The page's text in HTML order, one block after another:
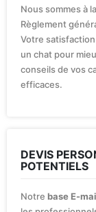
Nous sommes à
Règlement
Votre
un chat pour
conseils de vos
efficaces.
DEVIS
POTENTIELS
Notre base E-